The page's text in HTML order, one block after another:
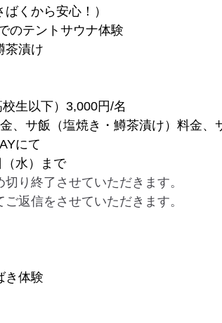
くから安心！）
のテントサウナ体験
茶漬け
生以下）3,000円/名
サ飯（塩焼き・鱒茶漬け）料金、
にて
水）まで
り終了させていただきます。
返信をさせていただきます。
き体験